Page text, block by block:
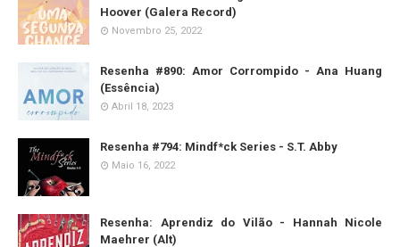
Hoover (Galera Record)
Novembro 25, 2022
Resenha #890: Amor Corrompido - Ana Huang
(Essência)
Abril 18, 2023
Resenha #794: Mindf*ck Series - S.T. Abby
Maio 16, 2022
Resenha: Aprendiz do Vilão - Hannah Nicole
Maehrer (Alt)